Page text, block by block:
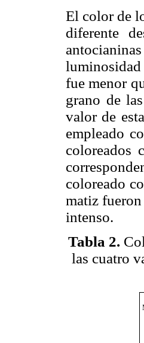
El color de
diferente
fue menor
grano de
valor de
empleado
coloreados
coloreado
matiz
intenso.
Tabla 2.
las cuatro